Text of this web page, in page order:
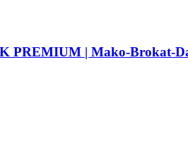
PREMIUM | Mako-Brokat-